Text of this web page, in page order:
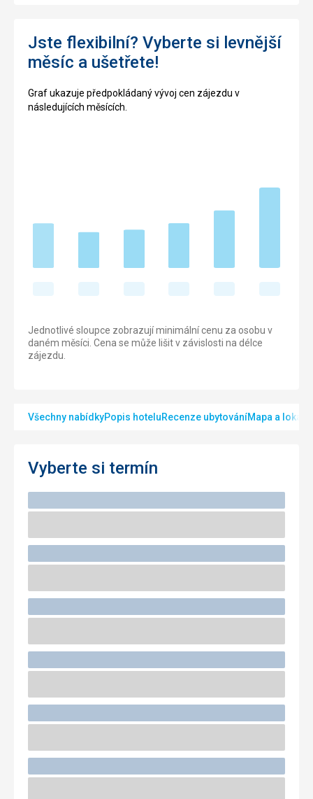
Jste flexibilní? Vyberte si levnější
měsíc a ušetřete!
Graf ukazuje předpokládaný vývoj cen zájezdu v
následujících měsících.
Jednotlivé sloupce zobrazují minimální cenu za osobu v
daném měsíci. Cena se může lišit v závislosti na délce
zájezdu.
Všechny nabídkyPopis hoteluRecenze ubytováníMapa a
Vyberte si termín